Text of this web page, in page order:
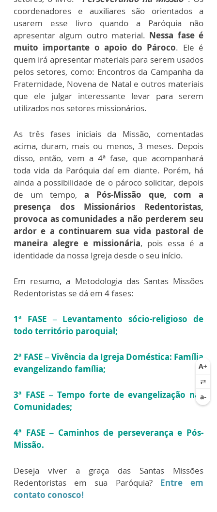
coordenadores e auxiliares são orientados a
usarem esse livro quando a Paróquia não
apresentar algum outro material. Nessa fase é
muito importante o apoio do Pároco. Ele é
quem irá apresentar materiais para serem usados
pelos setores, como: Encontros da Campanha da
Fraternidade, Novena de Natal e outros materiais
que ele julgar interessante levar para serem
utilizados nos setores missionários.
As três fases iniciais da Missão, comentadas
acima, duram, mais ou menos, 3 meses. Depois
disso, então, vem a 4ª fase, que acompanhará
toda vida da Paróquia daí em diante. Porém, há
ainda a possibilidade de o pároco solicitar, depois
de um tempo,a Pós-Missão que, com a
presença dos Missionários Redentoristas,
provoca as comunidades a não perderem seu
ardor e a continuarem sua vida pastoral de
maneira alegre e missionária, pois essa é a
identidade da nossa Igreja desde o seu início.
Em resumo, a Metodologia das Santas Missões
Redentoristas se dá em 4 fases:
1ª FASE – Levantamento sócio-religioso de
todo território paroquial;
2ª FASE – Vivência da Igreja Doméstica: Família
evangelizando família;
3ª FASE – Tempo forte de evangelização nas
Comunidades;
4ª FASE – Caminhos de perseverança e Pós-
Missão.
Deseja viver a graça das Santas Missões
Redentoristas em sua Paróquia? Entre em
contato conosco!